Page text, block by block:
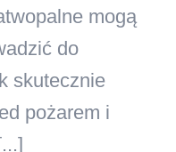
mogą
do
skutecznie
pożarem i